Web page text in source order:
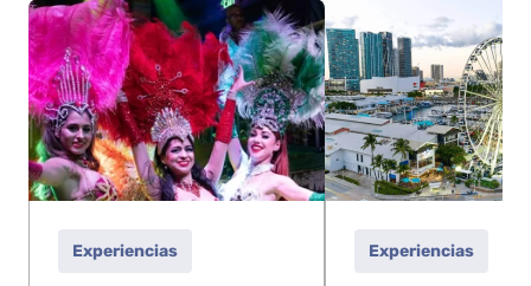
Experiencias Experiencias